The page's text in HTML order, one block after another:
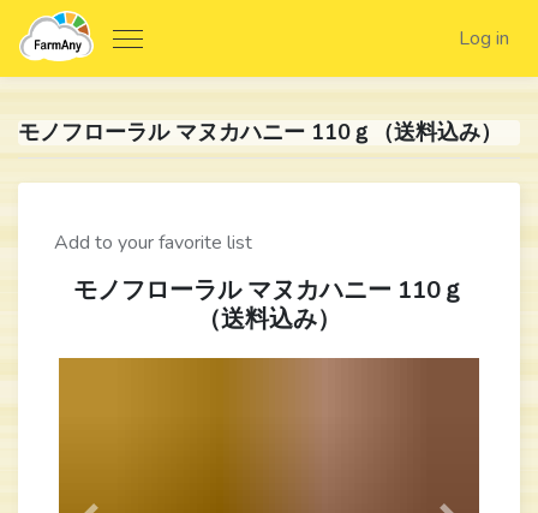
Log in
モノフローラル マヌカハニー 110ｇ（送料込み）
Add to your favorite list
モノフローラル マヌカハニー 110ｇ
（送料込み）